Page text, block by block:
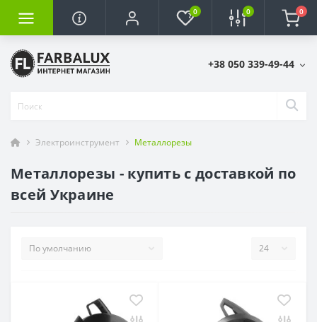
0 0 0
+38 050 339-49-44
Электроинструмент Металлорезы
Металлорезы - купить с доставкой по
всей Украине